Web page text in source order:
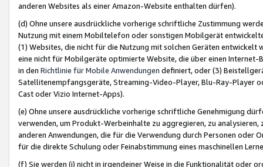
anderen Websites als einer Amazon-Website enthalten dürfen).
(d) Ohne unsere ausdrückliche vorherige schriftliche Zustimmung
Nutzung mit einem Mobiltelefon oder sonstigen Mobilgerät
(1) Websites, die nicht für die Nutzung mit solchen Geräten
eine nicht für Mobilgeräte optimierte Website, die über einen
in den Richtlinie für Mobile Anwendungen definiert, oder (3)
Satellitenempfangsgeräte, Streaming-Video-Player, Blu-Ray-Player
Cast oder Vizio Internet-Apps).
(e) Ohne unsere ausdrückliche vorherige schriftliche Genehmigung
verwenden, um Produkt-Werbeinhalte zu aggregieren, zu
anderen Anwendungen, die für die Verwendung durch Personen
für die direkte Schulung oder Feinabstimmung eines maschinellen
(f) Sie werden (i) nicht in irgendeiner Weise in die Funktionalität oder